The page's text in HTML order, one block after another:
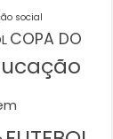
social
COPA DO